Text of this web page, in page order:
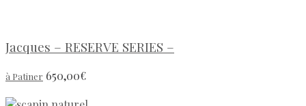
Jacques – RESERVE SERIES –
à Patiner 650,00€